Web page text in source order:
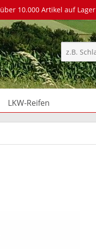
über 10.000 Artikel auf Lager
LKW-Reifen